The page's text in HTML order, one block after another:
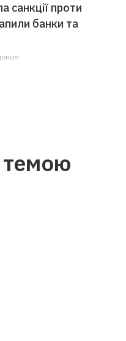
санкції проти
банки та
темою